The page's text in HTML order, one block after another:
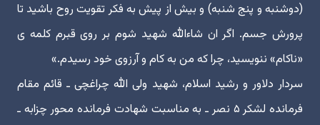
(دوشنبه و پنج شنبه) و بیش از پیش به فکر تقویت روح باشید تا
پرورش جسم. اگر ان شاءالله شهید شوم بر روی قبرم کلمه ی
«ناکام» ننویسید، چرا که من به کام و آرزوی خود رسیدم.»
سردار دلاور و رشید اسلام، شهید ولی الله چراغچی ـ قائم مقام
فرمانده لشکر ۵ نصر ـ به مناسبت شهادت فرمانده محور چزابه ـ